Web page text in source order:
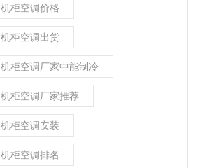
机柜空调价格
机柜空调出货
机柜空调厂家中能制冷
机柜空调厂家推荐
机柜空调安装
机柜空调排名